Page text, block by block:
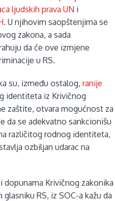
ljudskih prava UN i
U njihovim saopštenjima se
zakona, a sada
da će ove izmjene
u RS.
su, između ostalog, ranije
identiteta iz Krivičnog
zaštite, otvara mogućnost za
da se adekvatno sankcionišu
različitog rodnog identiteta,
ozbiljan udarac na
Krivičnog zakonika
RS, iz SOC-a kažu da